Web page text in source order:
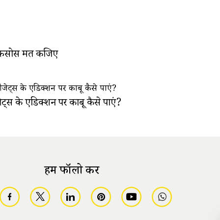
मत कीजिए
के एडिक्शन पर काबू कैसे पाएं?
हमें फॉलो करें